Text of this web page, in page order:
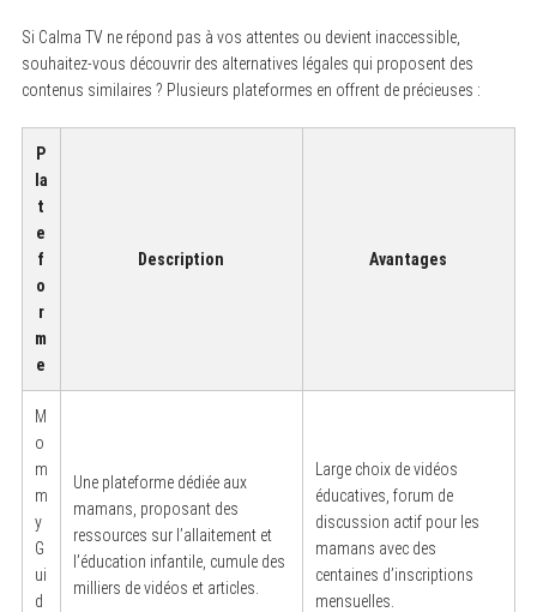
Si Calma TV ne répond pas à vos attentes ou devient inaccessible,
souhaitez-vous découvrir des alternatives légales qui proposent des
contenus similaires ? Plusieurs plateformes en offrent de précieuses :
P
la
t
e
f
o
r
m
e
Description Avantages
M
o
m
m
y
G
ui
d
Une plateforme dédiée aux
mamans, proposant des
ressources sur l’allaitement et
l’éducation infantile, cumule des
milliers de vidéos et articles.
Large choix de vidéos
éducatives, forum de
discussion actif pour les
mamans avec des
centaines d’inscriptions
mensuelles.